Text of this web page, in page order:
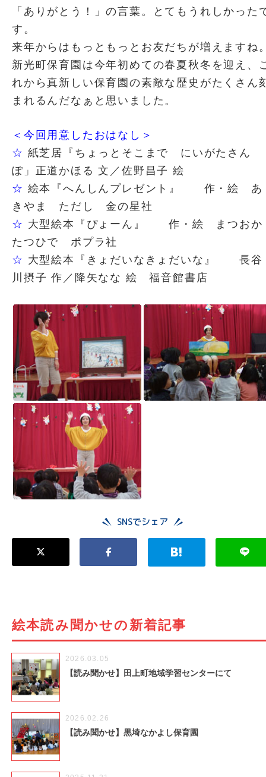
「ありがとう！」の言葉。とてもうれしかった
す。
来年からはもっともっとお友だちが増えますね
新光町保育園は今年初めての春夏秋冬を迎え、
れから真新しい保育園の素敵な歴史がたくさん
まれるんだなぁと思いました。
＜今回用意したおはなし＞
☆ 紙芝居『ちょっとそこまで にいがたさん
ぽ」正道かほる 文／佐野昌子 絵
☆ 絵本『へんしんプレゼント』 作・絵 あ
きやま ただし 金の星社
☆ 大型絵本『ぴょーん』 作・絵 まつおか
たつひで ポプラ社
☆ 大型絵本『きょだいなきょだいな』 長谷
川摂子 作／降矢なな 絵 福音館書店
SNSでシェア
絵本読み聞かせの新着記事
2026.03.05
【読み聞かせ】田上町地域学習センターにて
2026.02.26
【読み聞かせ】黒埼なかよし保育園